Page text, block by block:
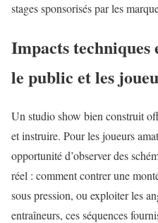
stages sponsorisés par les
Impacts techniques
le public et les
Un studio show bien construit
et instruire. Pour les joueurs
opportunité d’observer des
réel : comment contrer une
sous pression, ou exploiter les
entraîneurs, ces séquences